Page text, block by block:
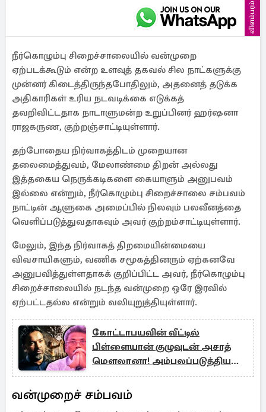
விளம்பரம்
நீர்கொழும்பு சிறைச்சாலையில் வன்முறை
ஏற்படக்கூடும் என்ற உளவுத் தகவல் சில நாட்களுக்கு
முன்னர் கிடைத்திருந்தபோதிலும், அதனைத் தடுக்க
அதிகாரிகள் உரிய நடவடிக்கை எடுக்கத்
தவறிவிட்டதாக நாடாளுமன்ற உறுப்பினர் ஹர்ஷனா
ராஜகருண, குற்றஞ்சாட்டியுள்ளார்.
தற்போதைய நிர்வாகத்திடம் முறையான
தலைமைத்துவம், மேலாண்மை திறன் அல்லது
இத்தகைய நெருக்கடிகளை கையாளும் அனுபவம்
இல்லை என்றும், நீர்கொழும்பு சிறைச்சாலை சம்பவம்
நாட்டின் ஆளுகை அமைப்பில் நிலவும் பலவீனத்தை
வெளிப்படுத்துவதாகவும் அவர் குற்றம்சாட்டியுள்ளார்.
மேலும், இந்த நிர்வாகத் திறமையின்மையை
விவசாயிகளும், வணிக சமூகத்தினரும் ஏற்கனவே
அனுபவித்துள்ளதாகக் குறிப்பிட்ட அவர், நீர்கொழும்பு
சிறைச்சாலையில் நடந்த வன்முறை ஒரே இரவில்
ஏற்பட்டதல்ல என்றும் வலியுறுத்தியுள்ளார்.
கோட்டாபயவின் வீட்டில்
பிள்ளையான் குழுவுடன் அசாத்
மௌலானா! அம்பலப்படுத்திய
சட்டமா அதிபர் திணைக்களம்
வன்முறைச் சம்பவம்